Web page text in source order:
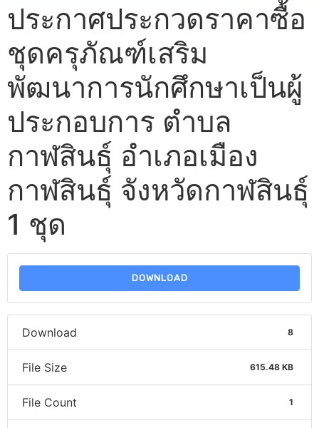
ประกาศประกวดราคาซื้อ
ชุดครุภัณฑ์เสริม
พัฒนาการนักศึกษาเป็นผู้
ประกอบการ ตำบล
กาฬสินธุ์ อำเภอเมือง
กาฬสินธุ์ จังหวัดกาฬสินธุ์
1 ชุด
DOWNLOAD
Download 8
File Size 615.48 KB
File Count 1